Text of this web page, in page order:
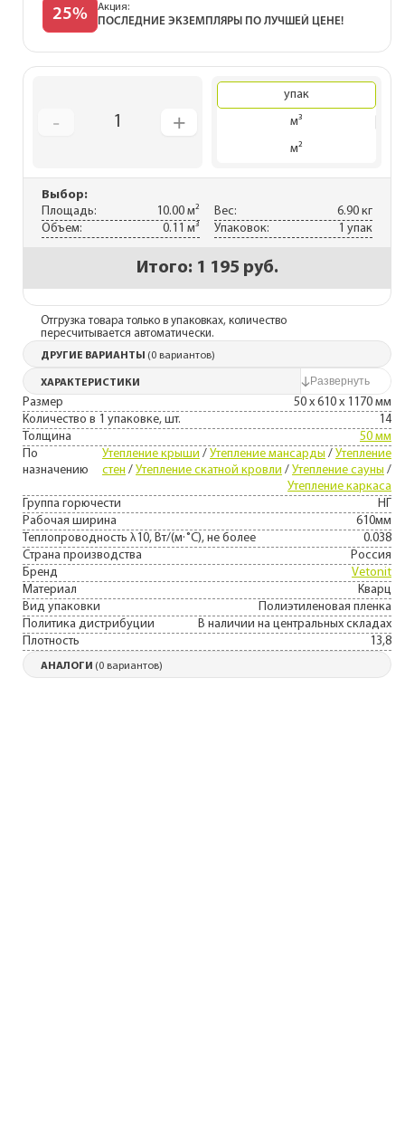
25% Акция:
ПОСЛЕДНИЕ ЭКЗЕМПЛЯРЫ ПО ЛУЧШЕЙ ЦЕНЕ!
- 1 +
упак
м³
м²
Выбор:
Площадь:
10.00 м² Вес:
6.90 кг
Объем:
0.11 м³ Упаковок: 1 упак
Итого: 1 195 руб.
Отгрузка товара только в упаковках, количество
пересчитывается автоматически.
ДРУГИЕ ВАРИАНТЫ (0 вариантов)
ХАРАКТЕРИСТИКИ
Размер
50 х 610 х 1170 мм
Количество в 1 упаковке, шт.
14
Толщина
50 мм
По
назначению
Утепление крыши / Утепление мансарды / Утепление
стен / Утепление скатной кровли / Утепление сауны /
Утепление каркаса
Группа горючести
НГ
Рабочая ширина
610мм
Теплопроводность λ10, Вт/(м·˚С), не более
0.038
Страна производства
Россия
Бренд
Vetonit
Материал
Кварц
Вид упаковки
Полиэтиленовая пленка
Политика дистрибуции
В наличии на центральных складах
Плотность
13,8
АНАЛОГИ (0 вариантов)